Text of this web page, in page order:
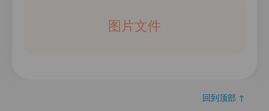
图片文件
回到顶部 ↑